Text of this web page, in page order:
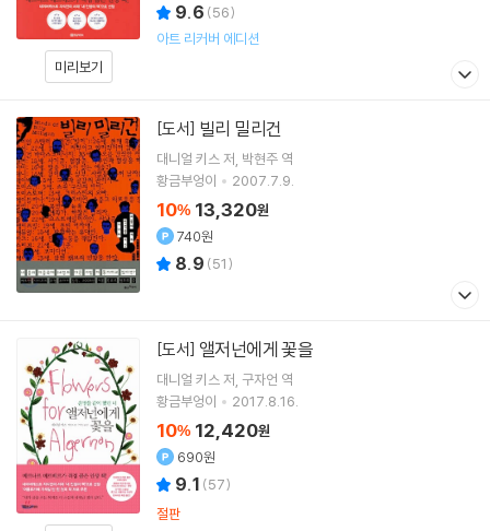
미리보기
9.6 (56)
아트 리커버 에디션
[도서] 빌리 밀리건
대니얼 키스 저 박현주 역
황금부엉이
2007.7.9.
10% 13,320원
740원
8.9 (51)
[도서] 앨저넌에게 꽃을
대니얼 키스 저 구자언 역
황금부엉이
2017.8.16.
10% 12,420원
690원
9.1 (57)
절판